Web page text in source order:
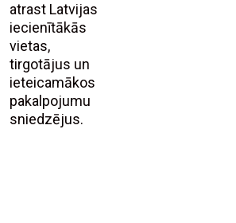
atrast Latvijas
iecienītākās
vietas,
tirgotājus un
ieteicamākos
pakalpojumu
sniedzējus.